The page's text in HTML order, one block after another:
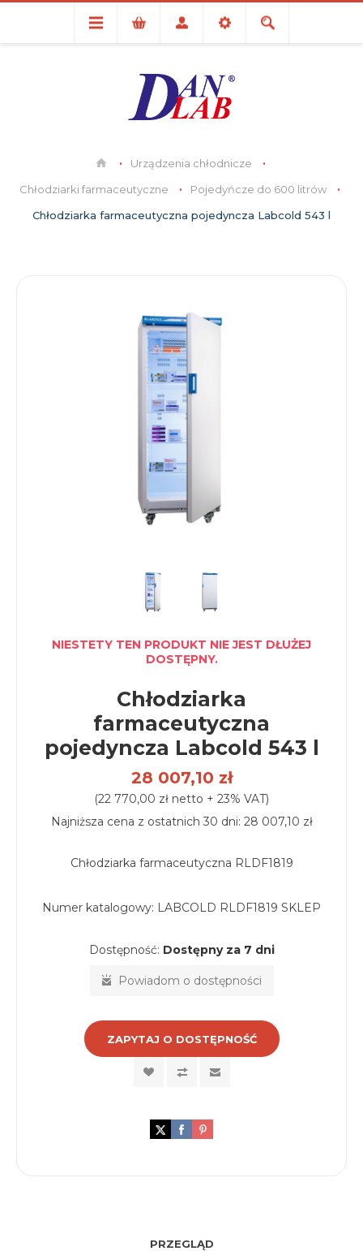
Urządzenia chłodnicze
Chłodziarki farmaceutyczne
Pojedyńcze do 600 litrów
Chłodziarka farmaceutyczna pojedyncza Labcold 543 l
NIESTETY TEN PRODUKT NIE JEST DŁUŻEJ
DOSTĘPNY.
Chłodziarka
farmaceutyczna
pojedyncza Labcold 543 l
28 007,10 zł
(22 770,00 zł netto + 23% VAT)
Najniższa cena z ostatnich 30 dni: 28 007,10 zł
Chłodziarka farmaceutyczna RLDF1819
Numer katalogowy: LABCOLD RLDF1819 SKLEP
Dostępność: Dostępny za 7 dni
Powiadom o dostępności
ZAPYTAJ O DOSTĘPNOŚĆ
PRZEGLĄD